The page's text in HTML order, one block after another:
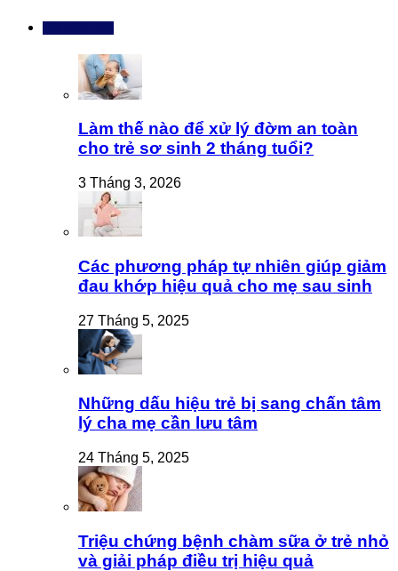
Làm thế nào để xử lý đờm an toàn
cho trẻ sơ sinh 2 tháng tuổi?
3 Tháng 3, 2026
Các phương pháp tự nhiên giúp giảm
đau khớp hiệu quả cho mẹ sau sinh
27 Tháng 5, 2025
Những dấu hiệu trẻ bị sang chấn tâm
lý cha mẹ cần lưu tâm
24 Tháng 5, 2025
Triệu chứng bệnh chàm sữa ở trẻ nhỏ
và giải pháp điều trị hiệu quả